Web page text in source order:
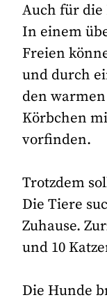
Auch für die
In einem
Freien
und durch
den
Körbchen
vorfinden.
Trotzdem
Die Tiere
Zuhause.
und 10
Die Hunde